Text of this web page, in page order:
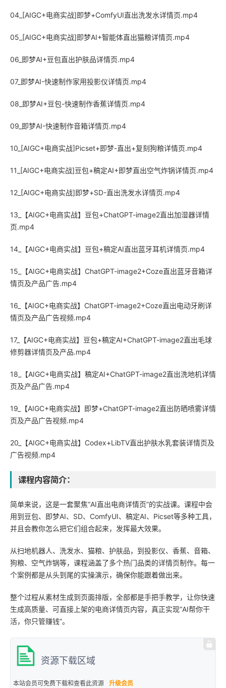
04_[AIGC+电商实战]即梦+ComfyUI直出洗发水详情页.mp4
05_[AIGC+电商实战]即梦AI+智能体直出猫粮详情页.mp4
06_即梦AI+豆包直出护肤品详情页.mp4
07_即梦AI-快速制作家用投影仪详情页.mp4
08_即梦AI+豆包-快速制作香蕉详情页.mp4
09_即梦AI-快速制作音箱详情页.mp4
10_[AIGC+电商实战]Picset+即梦-直出+复刻狗粮详情页.mp4
11_[AIGC+电商实战]豆包+稿定AI+即梦直出空气炸锅详情页.mp4
12_[AIGC+电商实战]即梦+SD-直出洗发水详情页.mp4
13_【AIGC+电商实战】豆包+ChatGPT-image2直出加湿器详情
页.mp4
14_【AIGC+电商实战】豆包+稿定AI直出蓝牙耳机详情页.mp4
15_【AIGC+电商实战】ChatGPT-image2+Coze直出蓝牙音箱详
情页及产品广告.mp4
16_【AIGC+电商实战】ChatGPT-image2+Coze直出电动牙刷详
情页及产品广告视频.mp4
17_【AIGC+电商实战】豆包+稿定AI+ChatGPT-image2直出毛球
修剪器详情页及产品.mp4
18_【AIGC+电商实战】稿定AI+ChatGPT-image2直出洗地机详情
页及产品广告.mp4
19_【AIGC+电商实战】即梦+ChatGPT-image2直出防晒喷雾详情
页及产品广告视频.mp4
20_【AIGC+电商实战】Codex+LibTV直出护肤水乳套装详情页及
广告视频.mp4
课程内容简介：
简单来说，这是一套聚焦“AI直出电商详情页”的实战课。课程中会
用到豆包、即梦AI、SD、ComfyUI、稿定AI、Picset等多种工具，
并且会教你怎么把它们组合起来，发挥最大效果。
从扫地机器人、洗发水、猫粮、护肤品，到投影仪、香蕉、音箱、
狗粮、空气炸锅等，课程涵盖了多个热门品类的详情页制作。每一
个案例都是从头到尾的实操演示，确保你能跟着做出来。
整个过程从素材生成到页面排版，全部都是手把手教学，让你快速
生成高质量、可直接上架的电商详情页内容，真正实现“AI帮你干
活，你只管赚钱”。
资源下载区域
本站会员可免费下载和查看此资源 升级会员